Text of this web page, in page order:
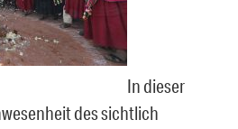
In dieser
des sichtlich